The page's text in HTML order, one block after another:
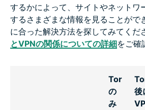
するかによって、サイトやネットワ
するさまざまな情報を見ることがで
に合った解決方法を探してみてくだ
とVPNの関係についての詳細をご確
Tor
の
み
後